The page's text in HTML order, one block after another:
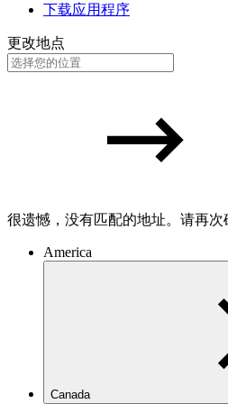
下载应用程序
更改地点
很遗憾，没有匹配的地址。请再
America
Canada